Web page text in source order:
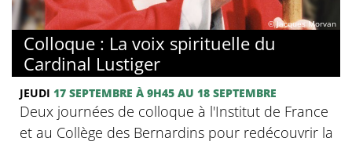
© Jacques Morvan
Colloque : La voix spirituelle du
Cardinal Lustiger
JEUDI 17 SEPTEMBRE À 9H45 AU 18 SEPTEMBRE
Deux journées de colloque à l'Institut de France
et au Collège des Bernardins pour redécouvrir la